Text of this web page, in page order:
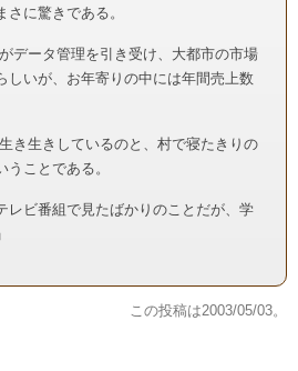
に驚きである。
データ管理を引き受け、大都市の市場
しいが、お年寄りの中には年間売上数
き生きしているのと、村で寝たきりの
ことである。
ビ番組で見たばかりのことだが、学
この投稿は2003/05/03。